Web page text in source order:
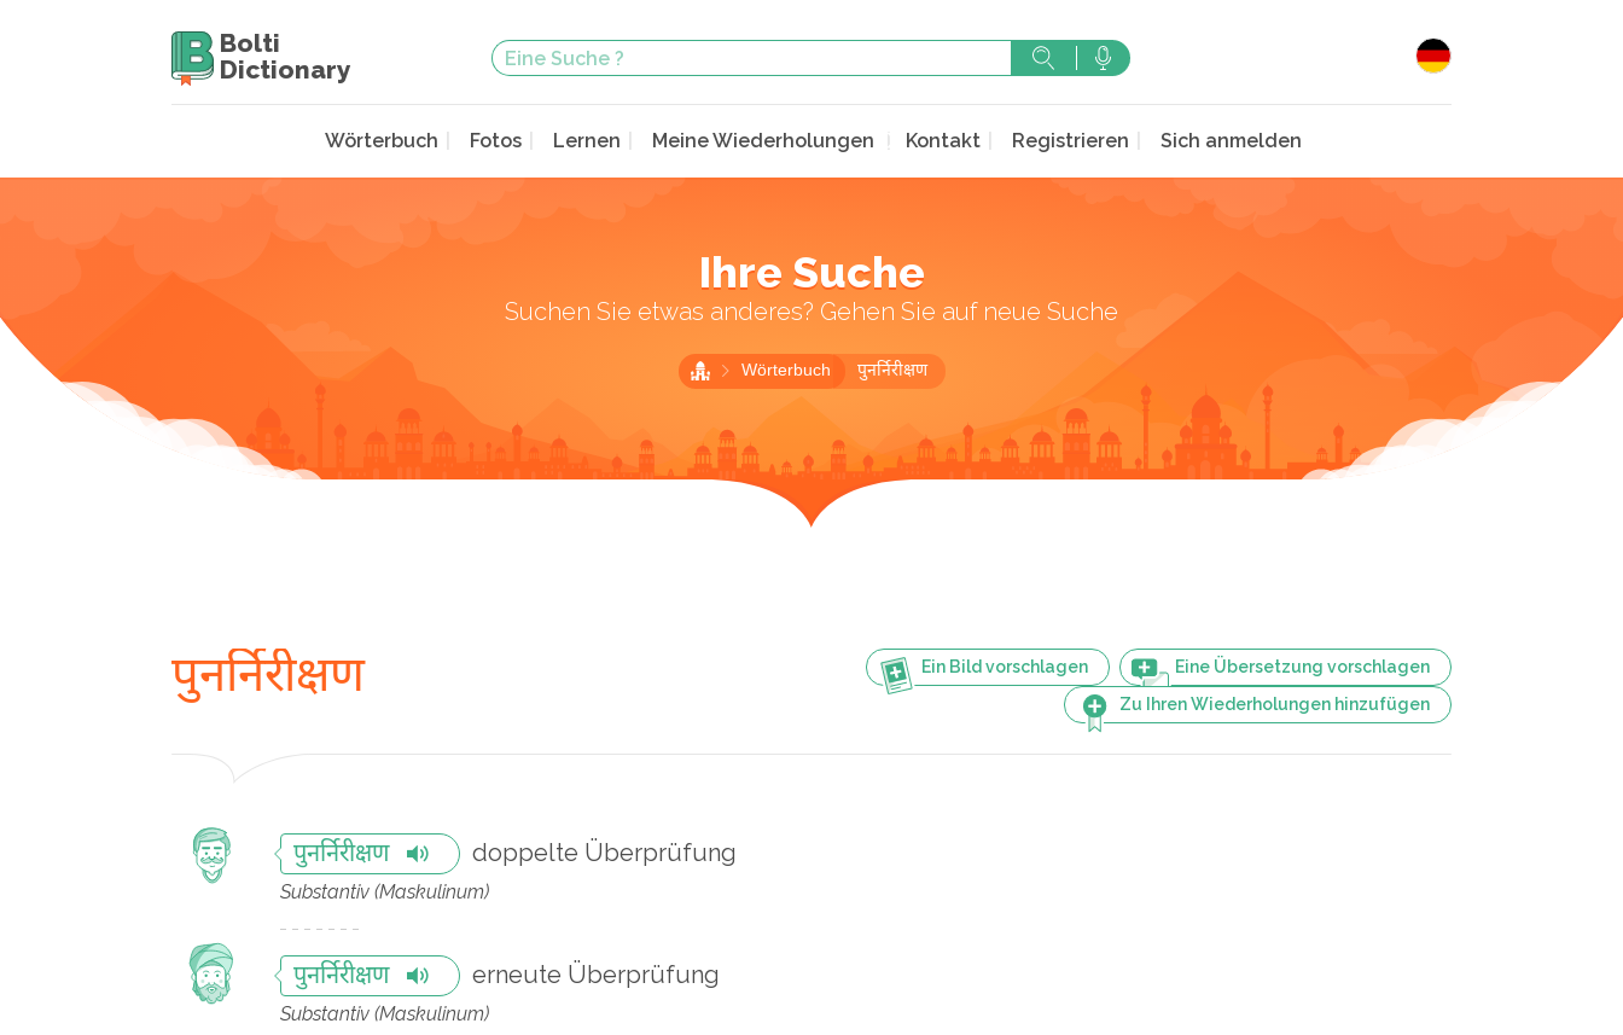
Bolti
Dictionary
Wörterbuch Fotos Lernen Meine Wiederholungen Kontakt Registrieren Sich anmelden
Ihre Suche
Suchen Sie etwas anderes? Gehen Sie auf neue Suche
Wörterbuch पुनर्निरीक्षण
Ein Bild vorschlagen
Eine Übersetzung vorschlagen
Zu Ihren Wiederholungen hinzufügen
पुनर्निरीक्षण
पुनर्निरीक्षण doppelte Überprüfung
Substantiv (Maskulinum)
पुनर्निरीक्षण erneute Überprüfung
Substantiv (Maskulinum)